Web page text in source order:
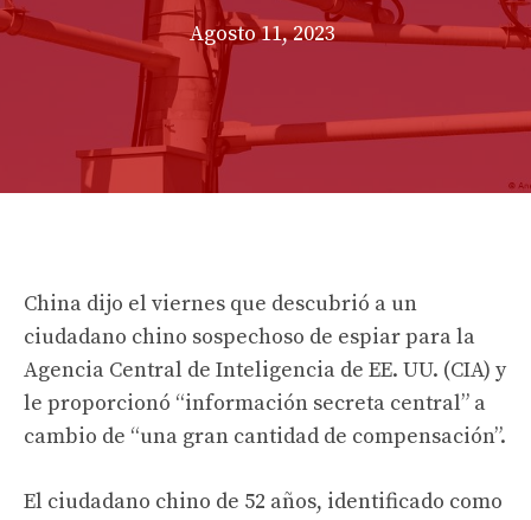
Agosto 11, 2023
China dijo el viernes que descubrió a un
ciudadano chino sospechoso de espiar para la
Agencia Central de Inteligencia de EE. UU. (CIA) y
le proporcionó “información secreta central” a
cambio de “una gran cantidad de compensación”.
El ciudadano chino de 52 años, identificado como